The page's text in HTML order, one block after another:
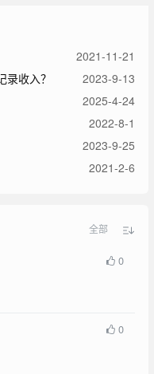
2021-11-21
收入？
2023-9-13
2025-4-24
2022-8-1
2023-9-25
2021-2-6
全部
0
0